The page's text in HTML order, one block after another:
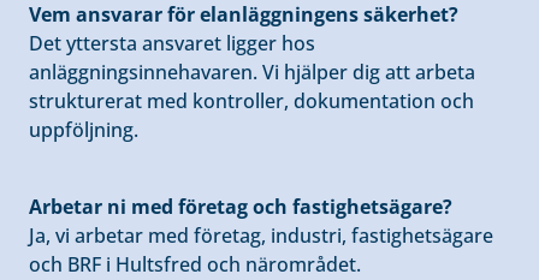
Vem ansvarar för elanläggningens säkerhet?
Det yttersta ansvaret ligger hos
anläggningsinnehavaren. Vi hjälper dig att arbeta
strukturerat med kontroller, dokumentation och
uppföljning.
Arbetar ni med företag och fastighetsägare?
Ja, vi arbetar med företag, industri, fastighetsägare
och BRF i Hultsfred och närområdet.